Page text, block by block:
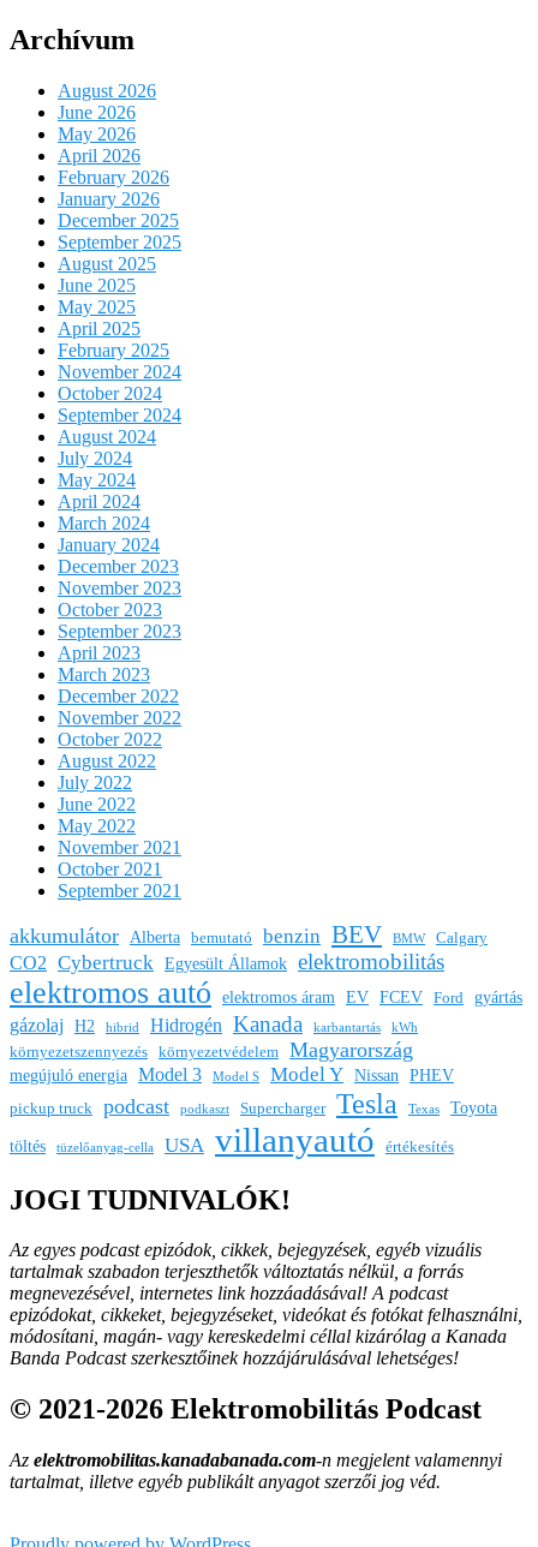
Archívum
August 2026
June 2026
May 2026
April 2026
February 2026
January 2026
December 2025
September 2025
August 2025
June 2025
May 2025
April 2025
February 2025
November 2024
October 2024
September 2024
August 2024
July 2024
May 2024
April 2024
March 2024
January 2024
December 2023
November 2023
October 2023
September 2023
April 2023
March 2023
December 2022
November 2022
October 2022
August 2022
July 2022
June 2022
May 2022
November 2021
October 2021
September 2021
akkumulátor Alberta bemutató benzin BEV BMW Calgary
CO2 Cybertruck Egyesült Államok elektromobilitás
elektromos autó elektromos áram EV FCEV Ford gyártás
gázolaj H2 hibrid Hidrogén Kanada karbantartás kWh
környezetszennyezés környezetvédelem Magyarország
megújuló energia Model 3 Model S Model Y Nissan PHEV
pickup truck podcast podkaszt Supercharger Tesla Texas
Toyota
töltés
tüzelőanyag-cella USA villanyautó értékesítés
JOGI TUDNIVALÓK!
Az egyes podcast epizódok, cikkek, bejegyzések, egyéb vizuális
tartalmak szabadon terjeszthetők változtatás nélkül, a forrás
megnevezésével, internetes link hozzáadásával! A podcast
epizódokat, cikkeket, bejegyzéseket, videókat és fotókat felhasználni,
módosítani, magán- vagy kereskedelmi céllal kizárólag a Kanada
Banda Podcast szerkesztőinek hozzájárulásával lehetséges!
© 2021-2026 Elektromobilitás Podcast
Az elektromobilitas.kanadabanada.com-n megjelent valamennyi
tartalmat, illetve egyéb publikált anyagot szerzői jog véd.